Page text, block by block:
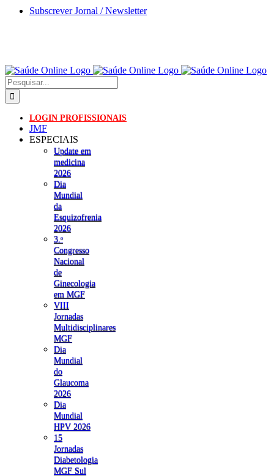
Skip
Subscrever Jornal / Newsletter
Pesquisar
LOGIN PROFISSIONAIS
JMF
ESPECIAIS
Update em
medicina
2026
Dia
Mundial
da
Esquizofrenia
2026
3.ᵒ
Congresso
Nacional
de
Ginecologia
em MGF
VIII
Jornadas
Multidisciplinares
MGF
Dia
Mundial
do
Glaucoma
2026
Dia
Mundial
HPV 2026
15
Jornadas
Diabetologia
MGF Sul